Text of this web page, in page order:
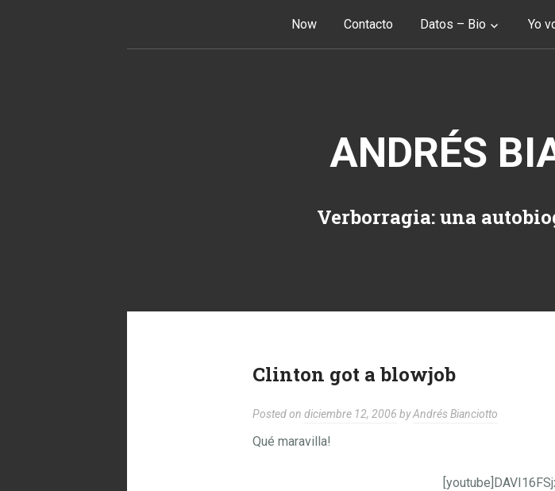
Now Contacto Datos – Bio Yo
ANDRÉS
Verborragia: una
Clinton got a blowjob
Posted on diciembre 12, 2006 byAndrés Bianciotto
Qué maravilla!